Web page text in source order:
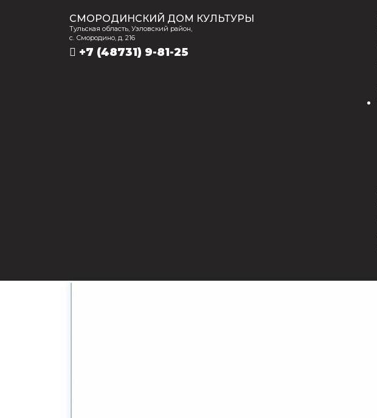
СМОРОДИНСКИЙ ДОМ КУЛЬТУРЫ
Тульская область, Узловский район,
с. Смородино, д. 216
+7 (48731) 9-81-25